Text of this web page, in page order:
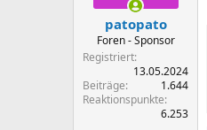
patopato
Foren - Sponsor
Registriert
13.05.2024
Beiträge
1.644
Reaktionspunkte
6.253